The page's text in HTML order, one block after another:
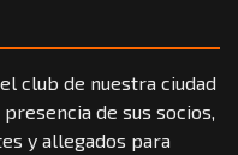
club de nuestra ciudad
de sus socios,
y allegados para